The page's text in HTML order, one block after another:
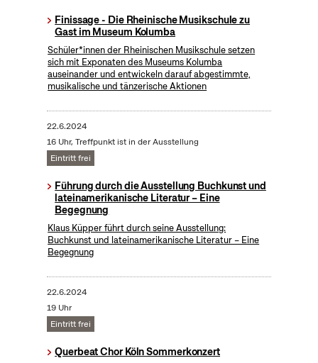
Finissage - Die Rheinische Musikschule zu
Gast im Museum Kolumba
Schüler*innen der Rheinischen Musikschule setzen
sich mit Exponaten des Museums Kolumba
auseinander und entwickeln darauf abgestimmte,
musikalische und tänzerische Aktionen
22.6.2024
16 Uhr, Treffpunkt ist in der Ausstellung
Eintritt frei
Führung durch die Ausstellung Buchkunst und
lateinamerikanische Literatur – Eine
Begegnung
Klaus Küpper führt durch seine Ausstellung:
Buchkunst und lateinamerikanische Literatur – Eine
Begegnung
22.6.2024
19 Uhr
Eintritt frei
Querbeat Chor Köln Sommerkonzert